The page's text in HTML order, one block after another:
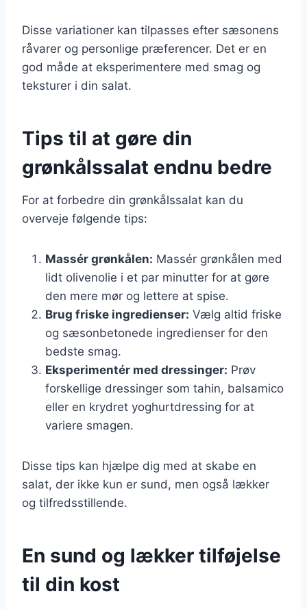
Disse variationer kan tilpasses efter sæsonens
råvarer og personlige præferencer. Det er en
god måde at eksperimentere med smag og
teksturer i din salat.
Tips til at gøre din
grønkålssalat endnu bedre
For at forbedre din grønkålssalat kan du
overveje følgende tips:
Massér grønkålen: Massér grønkålen med
lidt olivenolie i et par minutter for at gøre
den mere mør og lettere at spise.
Brug friske ingredienser: Vælg altid friske
og sæsonbetonede ingredienser for den
bedste smag.
Eksperimentér med dressinger: Prøv
forskellige dressinger som tahin, balsamico
eller en krydret yoghurtdressing for at
variere smagen.
Disse tips kan hjælpe dig med at skabe en
salat, der ikke kun er sund, men også lækker
og tilfredsstillende.
En sund og lækker tilføjelse
til din kost